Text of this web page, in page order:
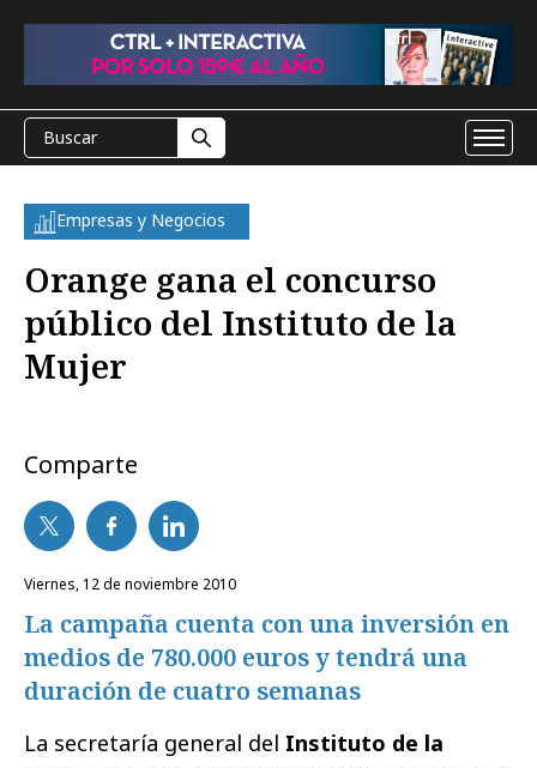
Empresas y Negocios
Orange gana el concurso
público del Instituto de la
Mujer
Comparte
viernes, 12 de noviembre 2010
La campaña cuenta con una inversión en
medios de 780.000 euros y tendrá una
duración de cuatro semanas
La secretaría general del Instituto de la